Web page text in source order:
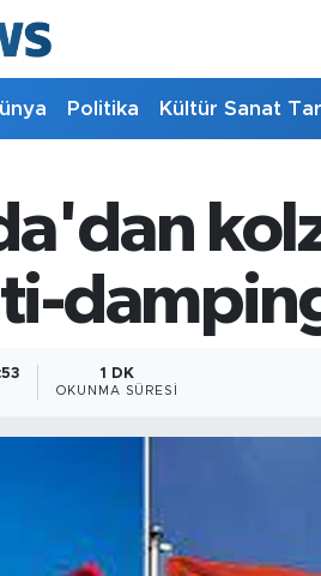
Politika Kültür Sanat
1 DK
OKUNMA SÜRESI